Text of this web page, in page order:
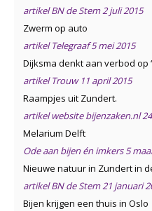
artikel BN de Stem 2 juli 2015
Zwerm op auto
artikel Telegraaf 5 mei 2015
Dijksma denkt aan verbod op
artikel Trouw 11 april 2015
Raampjes uit Zundert.
artikel website bijenzaken.nl
Melarium Delft
Ode aan bijen én imkers 5
Nieuwe natuur in Zundert in
artikel BN de Stem 21 januari
Bijen krijgen een thuis in Oslo